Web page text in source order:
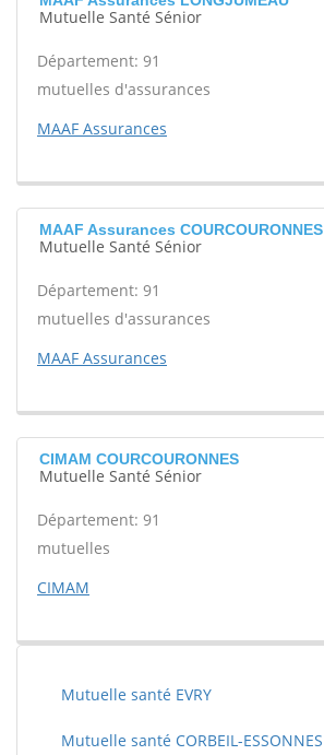
Mutuelle Santé Sénior
Département: 91
mutuelles d'assurances
MAAF Assurances
MAAF Assurances COURCOURONNES
Mutuelle Santé Sénior
Département: 91
mutuelles d'assurances
MAAF Assurances
CIMAM COURCOURONNES
Mutuelle Santé Sénior
Département: 91
mutuelles
CIMAM
Mutuelle santé EVRY
Mutuelle santé CORBEIL-ESSONNES